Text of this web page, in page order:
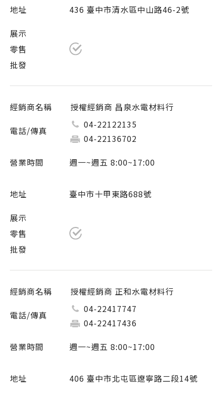
436 臺中市清水區中山路46-2號
授權經銷商 昌泉水電材料行
04-22122135
04-22136702
週一~週五 8:00~17:00
臺中市十甲東路688號
授權經銷商 正和水電材料行
04-22417747
04-22417436
週一~週五 8:00~17:00
406 臺中市北屯區遼寧路二段14號